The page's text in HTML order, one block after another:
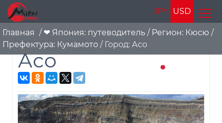
JPY USD
Главная / ❤ Япония: путеводитель / Регион: Кюсю /
Префектура: Кумамото / Город: Асо
Асо